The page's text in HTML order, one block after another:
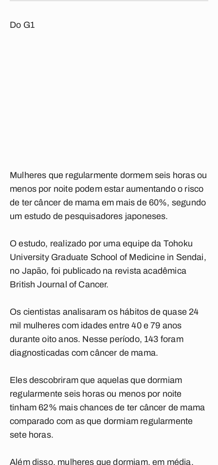
Do G1
Mulheres que regularmente dormem seis horas ou
menos por noite podem estar aumentando o risco
de ter câncer de mama em mais de 60%, segundo
um estudo de pesquisadores japoneses.
O estudo, realizado por uma equipe da Tohoku
University Graduate School of Medicine in Sendai,
no Japão, foi publicado na revista acadêmica
British Journal of Cancer.
Os cientistas analisaram os hábitos de quase 24
mil mulheres com idades entre 40 e 79 anos
durante oito anos. Nesse período, 143 foram
diagnosticadas com câncer de mama.
Eles descobriram que aquelas que dormiam
regularmente seis horas ou menos por noite
tinham 62% mais chances de ter câncer de mama
comparado com as que dormiam regularmente
sete horas.
Além disso, mulheres que dormiam, em média,